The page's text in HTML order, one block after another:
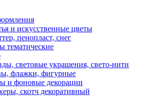
и искусственные цветы
пенопласт, снег
тематические
световые украшения, свето-нити
флажки, фигурные
и фоновые декорации
скотч декоративный